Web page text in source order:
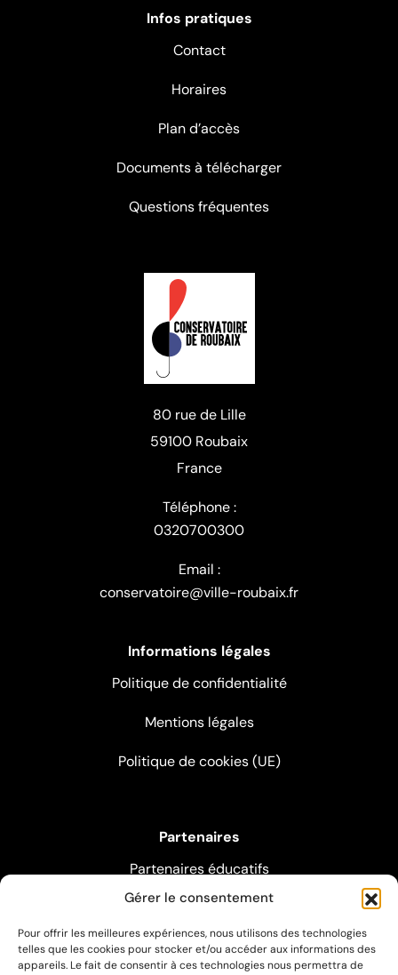
Gérer le consentement
Pour offrir les meilleures expériences, nous utilisons des technologies
telles que les cookies pour stocker et/ou accéder aux informations des
appareils. Le fait de consentir à ces technologies nous permettra de
Infos pratiques
Contact
Horaires
Plan d’accès
Documents à télécharger
Questions fréquentes
80 rue de Lille
59100 Roubaix
France
Téléphone :
0320700300
Email :
conservatoire@ville-roubaix.fr
Informations légales
Politique de confidentialité
Mentions légales
Politique de cookies (UE)
Partenaires
Partenaires éducatifs
Partenaires pédagogiques
Partenaires artistiques